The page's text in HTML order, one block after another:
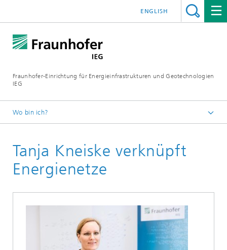
Fraunhofer-Einrichtung für Energieinfrastrukturen und Geotechnologien
IEG
ENGLISH
Wo bin ich?
Über uns
Mitarbeitende
Tanja Kneiske verknüpft
Energienetze